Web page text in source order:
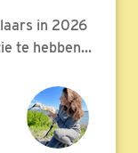
in 2026
te hebben...